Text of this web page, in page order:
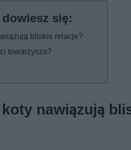
bliskie relacje?
towarzysza?
nawiązują